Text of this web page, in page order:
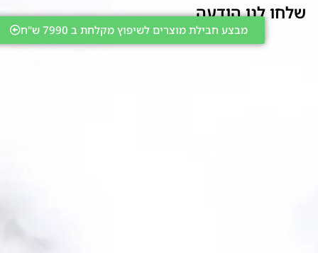
מבצע חבילת מוצרים לשיפוץ מקלחת ב 7990 ש"ח
שלחו לנו הודעה